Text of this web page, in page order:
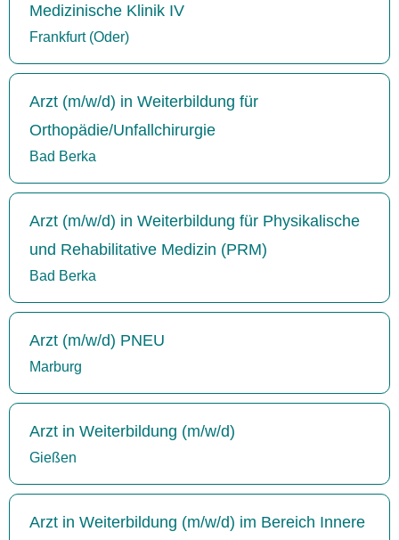
Medizinische Klinik IV
Frankfurt (Oder)
Arzt (m/w/d) in Weiterbildung für
Orthopädie/Unfallchirurgie
Bad Berka
Arzt (m/w/d) in Weiterbildung für Physikalische
und Rehabilitative Medizin (PRM)
Bad Berka
Arzt (m/w/d) PNEU
Marburg
Arzt in Weiterbildung (m/w/d)
Gießen
Arzt in Weiterbildung (m/w/d) im Bereich Innere